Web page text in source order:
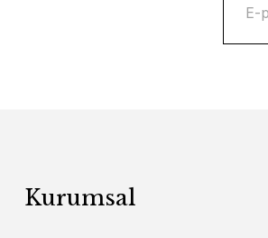
Kurumsal